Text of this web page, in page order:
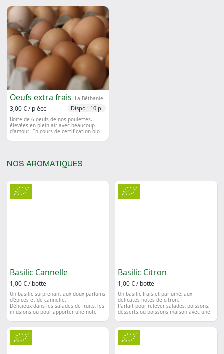
Oeufs extra frais La Béthanie
3,00 € / pièce Dispo : 10 p.
Boîte de 6 oeufs de nos poulettes,
élevées en plein air avec beaucoup
d'amour. En cours de certification bio.
NOS AROMATIQUES
Basilic Cannelle
1,00 € / botte
Un basilic surprenant aux doux parfums
d'épices et de cannelle.
Délicieux dans les salades de fruits, les
infusions ou pour apporter une note
Basilic Citron
1,00 € / botte
Un basilic frais et parfumé, aux
délicates notes de citron.
Parfait pour relever salades, poissons,
desserts ou boissons maison avec une